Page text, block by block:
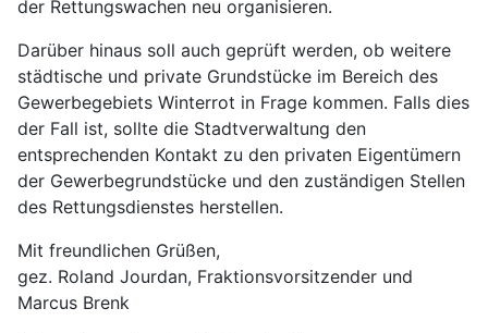
der Rettungswachen neu organisieren.
Darüber hinaus soll auch geprüft werden, ob weitere
städtische und private Grundstücke im Bereich des
Gewerbegebiets Winterrot in Frage kommen. Falls dies
der Fall ist, sollte die Stadtverwaltung den
entsprechenden Kontakt zu den privaten Eigentümern
der Gewerbegrundstücke und den zuständigen Stellen
des Rettungsdienstes herstellen.
Mit freundlichen Grüßen,
gez. Roland Jourdan, Fraktionsvorsitzender und
Marcus Brenk